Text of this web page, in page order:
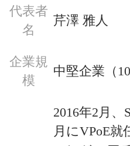
代表者
名
芹澤 雅人
企業規
模
中堅企業（
2016年2月、
月にVPoE就